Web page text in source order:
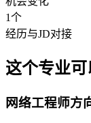
1个
经历与JD对接
这个专业
网络工程师方